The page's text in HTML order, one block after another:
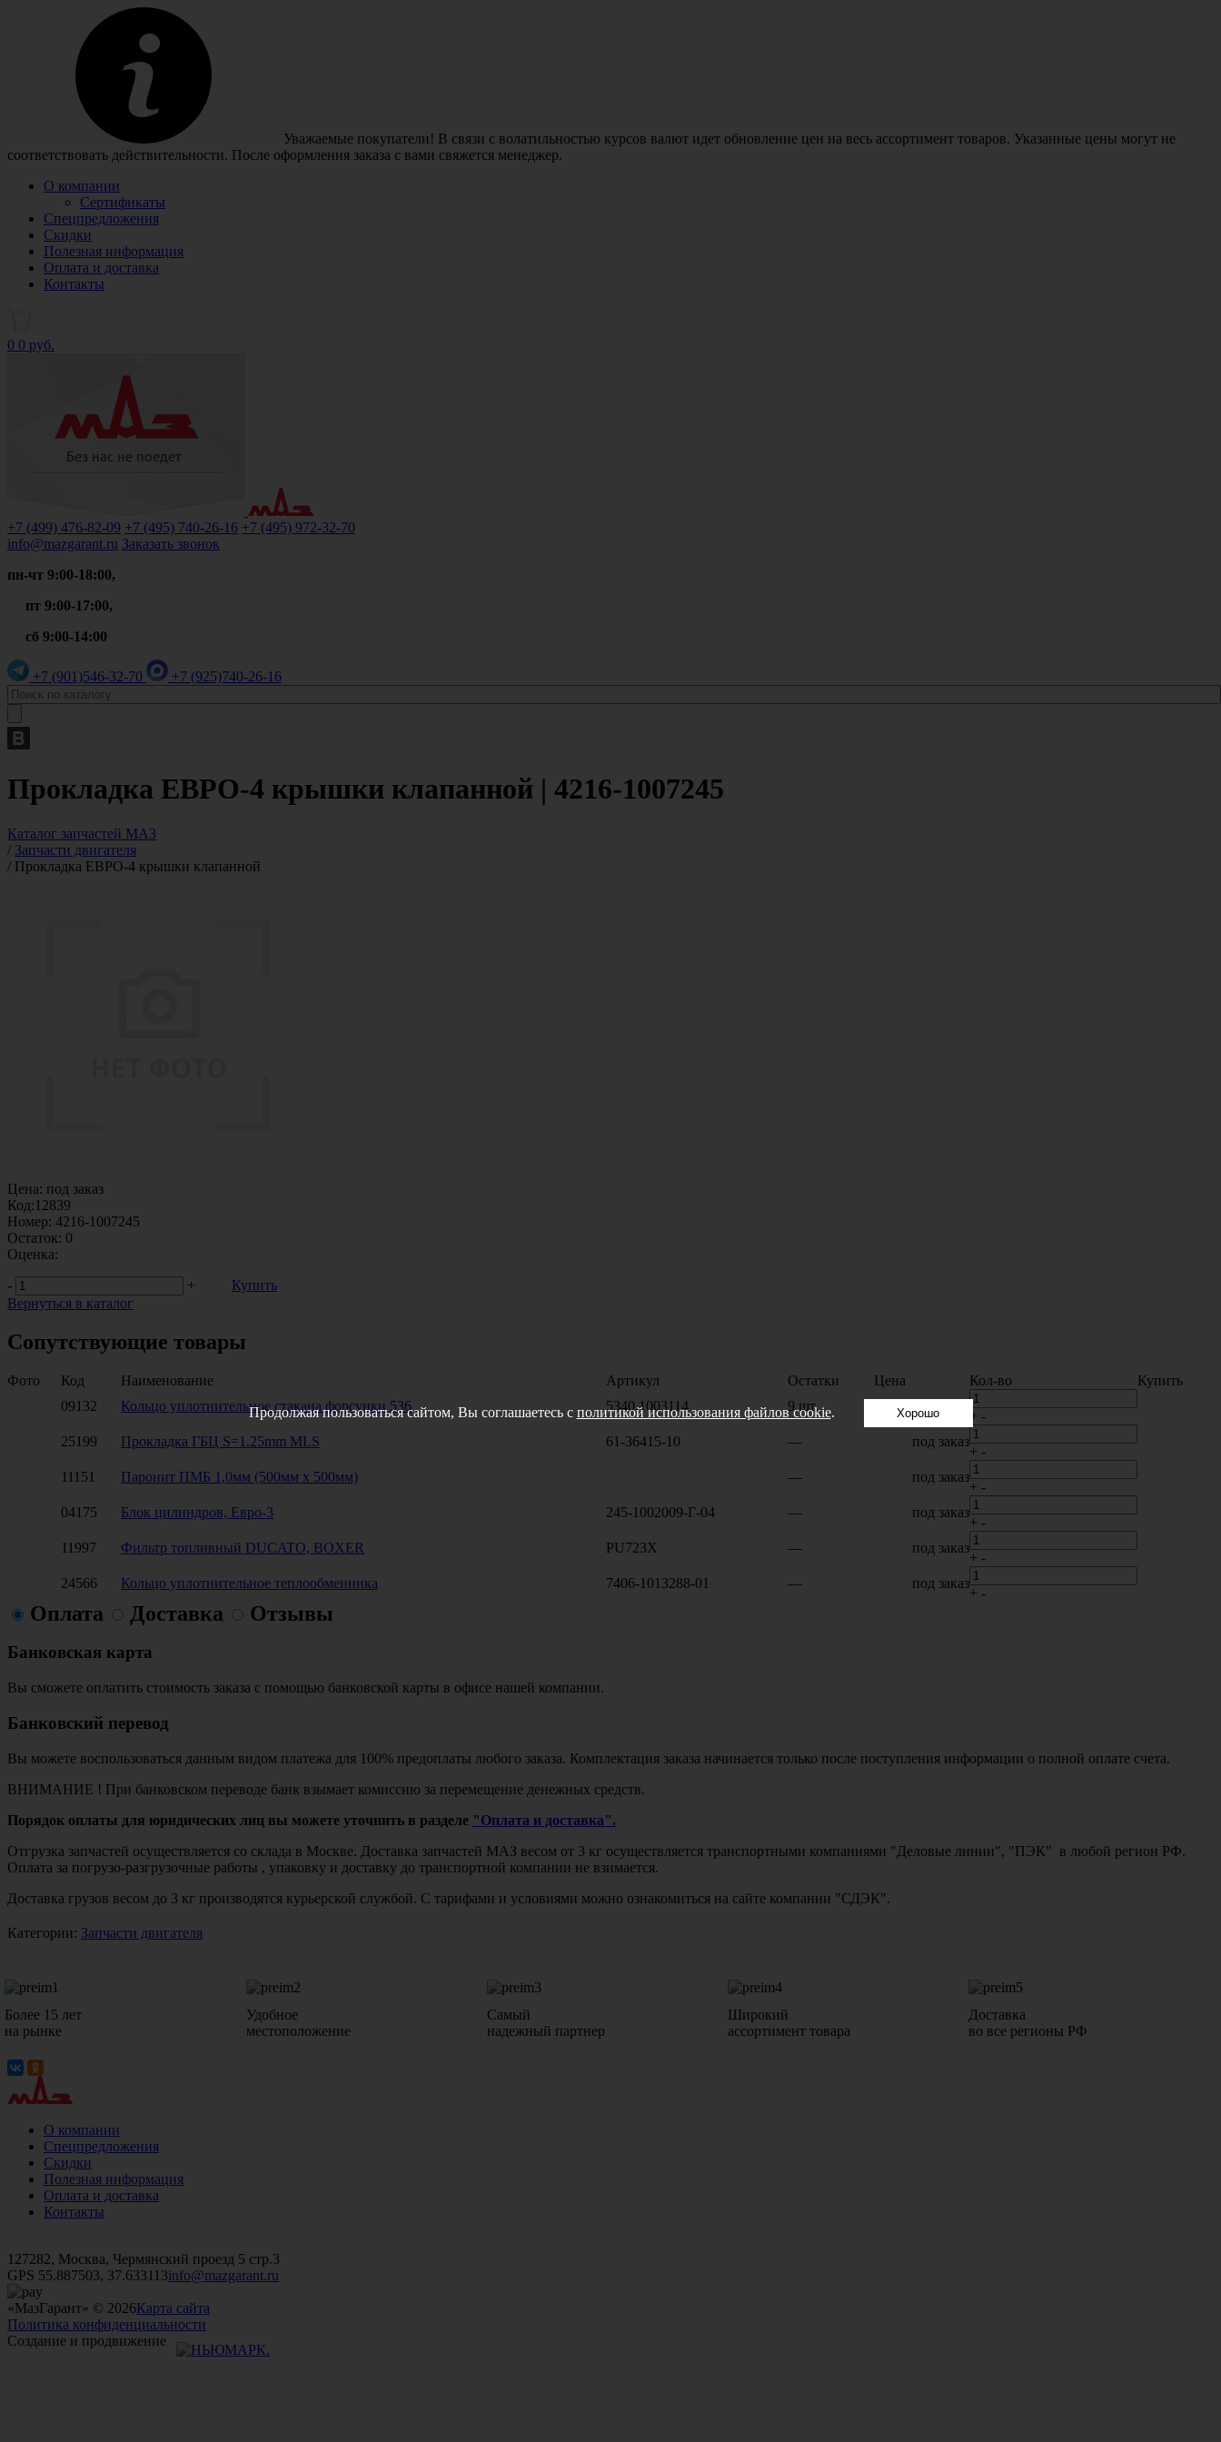
Уважаемые покупатели! В связи с волатильностью курсов валют идет обновление цен на весь ассортимент товаров. Указанные цены могут не
соответствовать действительности. После оформления заказа с вами свяжется менеджер.
О компании
Сертификаты
Спецпредложения
Скидки
Полезная информация
Оплата и доставка
Контакты
0 0 руб.
+7 (499) 476-82-09 +7 (495) 740-26-16 +7 (495) 972-32-70
info@mazgarant.ru Заказать звонок
пн-чт 9:00-18:00,
пт 9:00-17:00,
сб 9:00-14:00
+7 (901)546-32-70 +7 (925)740-26-16
Прокладка ЕВРО-4 крышки клапанной | 4216-1007245
Каталог запчастей МАЗ
/ Запчасти двигателя
/ Прокладка ЕВРО-4 крышки клапанной
Цена: под заказ
Код:12839
Номер: 4216-1007245
Остаток: 0
Оценка:
-
+
Купить
Вернуться в каталог
Сопутствующие товары
Фото Код Наименование Артикул Остатки Цена Кол-во
Купить
09132
Кольцо уплотнительное стакана форсунки 536 5340.1003114 9 шт.
+ -
25199
Прокладка ГБЦ S=1.25mm MLS 61-36415-10 — под заказ
+ -
11151
Паронит ПМБ 1,0мм (500мм х 500мм) — под заказ
+ -
04175
Блок цилиндров, Евро-3 245-1002009-Г-04 — под заказ
+ -
11997
Фильтр топливный DUCATO, BOXER PU723X — под заказ
+ -
24566
Кольцо уплотнительное теплообменника 7406-1013288-01 — под заказ
+ -
Оплата Доставка Отзывы
Банковская карта
Вы сможете оплатить стоимость заказа с помощью банковской карты в офисе нашей компании.
Банковский перевод
Вы можете воспользоваться данным видом платежа для 100% предоплаты любого заказа. Комплектация заказа начинается только после поступления информации о полной оплате счета.
ВНИМАНИЕ ! При банковском переводе банк взымает комиссию за перемещение денежных средств.
Порядок оплаты для юридических лиц вы можете уточнить в разделе "Оплата и доставка".
Отгрузка запчастей осуществляется со склада в Москве. Доставка запчастей МАЗ весом от 3 кг осуществляется транспортными компаниями "Деловые линии", "ПЭК" в любой регион РФ.
Оплата за погрузо-разгрузочные работы , упаковку и доставку до транспортной компании не взимается.
Доставка грузов весом до 3 кг производятся курьерской службой. С тарифами и условиями можно ознакомиться на сайте компании "СДЭК".
Категории: Запчасти двигателя
Более 15 лет
на рынке
Удобное
местоположение
Самый
надежный партнер
Широкий
ассортимент товара
Доставка
во все регионы РФ
О компании
Спецпредложения
Скидки
Полезная информация
Оплата и доставка
Контакты
127282, Москва, Чермянский проезд 5 стр.3
GPS 55.887503, 37.633113info@mazgarant.ru
«МазГарант» © 2026Карта сайта
Политика конфиденциальности
Создание и продвижение
Продолжая пользоваться сайтом, Вы соглашаетесь с политикой использования файлов cookie. Хорошо